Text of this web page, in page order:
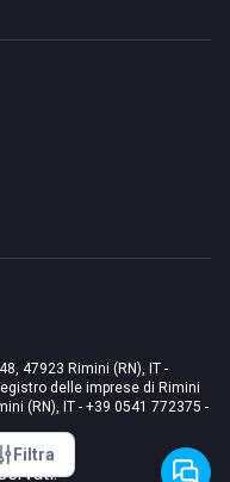
Filtra
47923 Rimini (RN), IT -
delle imprese di Rimini
(RN), IT - +39 0541 772375 -